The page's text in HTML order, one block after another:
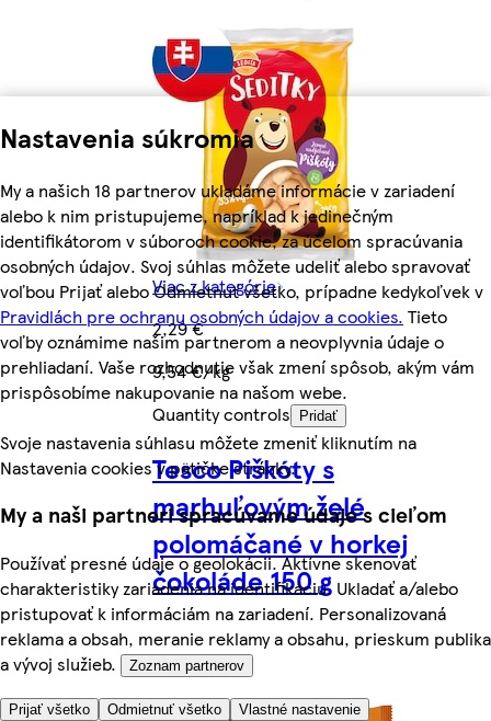
Nastavenia súkromia
My a našich 18 partnerov ukladáme informácie v zariadení
alebo k nim pristupujeme, napríklad k jedinečným
identifikátorom v súboroch cookie, za účelom spracúvania
osobných údajov. Svoj súhlas môžete udeliť alebo spravovať
voľbou Prijať alebo Odmietnuť všetko, prípadne kedykoľvek v
Pravidlách pre ochranu osobných údajov a cookies. Tieto
voľby oznámime našim partnerom a neovplyvnia údaje o
prehliadaní. Vaše rozhodnutie však zmení spôsob, akým vám
prispôsobíme nakupovanie na našom webe.
Svoje nastavenia súhlasu môžete zmeniť kliknutím na
Nastavenia cookies v pätičke stránky.
My a naši partneri spracúvame údaje s cieľom
Používať presné údaje o geolokácii. Aktívne skenovať
charakteristiky zariadenia na identifikáciu. Ukladať a/alebo
pristupovať k informáciám na zariadení. Personalizovaná
reklama a obsah, meranie reklamy a obsahu, prieskum publika
a vývoj služieb.
Zoznam partnerov
Prijať všetko Odmietnuť všetko Vlastné nastavenie
Viac z kategórie
2,29 €
9,54 €/kg
Quantity controls
Pridať
Tesco Piškóty s
marhuľovým želé
polomáčané v horkej
čokoláde 150 g